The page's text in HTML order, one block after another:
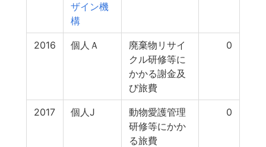
ザイン機
構
2016 個人Ａ
廃棄物リサイ
クル研修等に
かかる謝金及
び旅費
0
2017 個人J
動物愛護管理
研修等にかか
る旅費
0